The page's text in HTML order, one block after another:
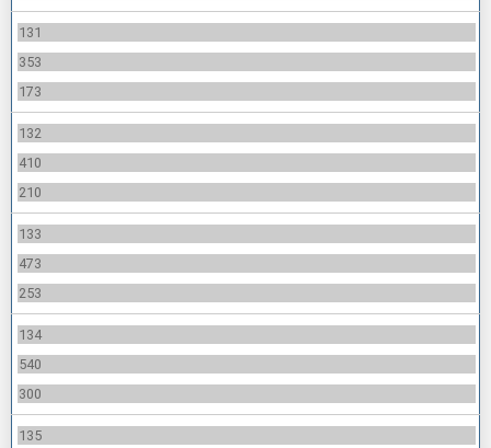
131
353
173
132
410
210
133
473
253
134
540
300
135